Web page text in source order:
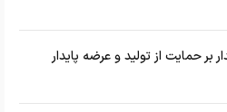
بر حمایت از تولید و عرضه پایدار